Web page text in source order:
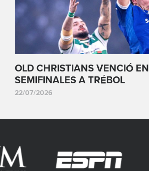
OLD CHRISTIANS VENCIÓ EN
SEMIFINALES A TRÉBOL
22/07/2026